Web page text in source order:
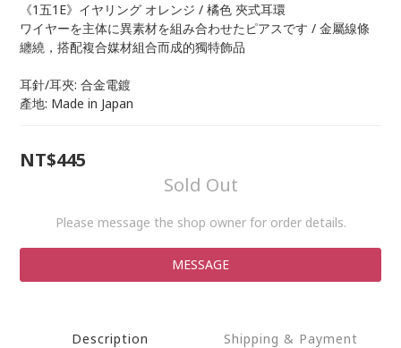
《1五1E》イヤリング オレンジ / 橘色 夾式耳環
ワイヤーを主体に異素材を組み合わせたピアスです / 金屬線條
纏繞，搭配複合媒材組合而成的獨特飾品
耳針/耳夾: 合金電鍍
產地: Made in Japan
NT$445
Sold Out
Please message the shop owner for order details.
MESSAGE
Description Shipping & Payment